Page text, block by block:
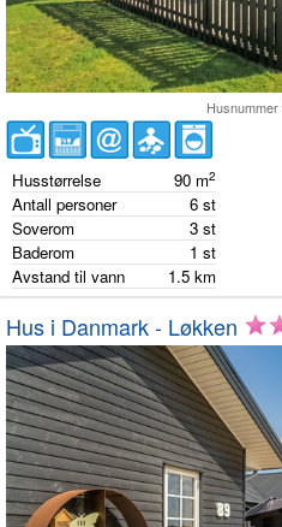
Husnummer
Husstørrelse 90 m2
Antall personer 6 st
Soverom
3 st
Baderom
1 st
Avstand til vann
1.5 km
Hus i Danmark - Løkken